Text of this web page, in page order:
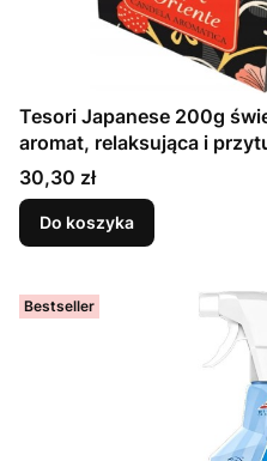
Tesori Japanese 200g
aromat, relaksująca i
Cena
30,30 zł
Do koszyka
Bestseller